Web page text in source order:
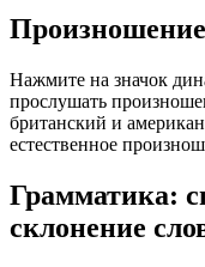
Нажмите на значок
прослушать
британский и
естественное
Грамматика:
склонение